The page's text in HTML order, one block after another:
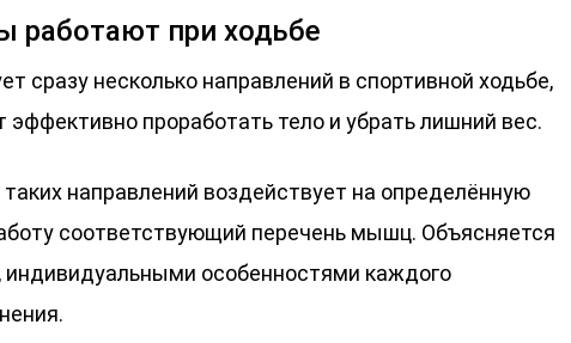
при ходьбе
сразу несколько направлений в спортивной ходьбе,
проработать тело и убрать лишний вес.
направлений воздействует на определённую
соответствующий перечень мышц. Объясняется
индивидуальными особенностями каждого